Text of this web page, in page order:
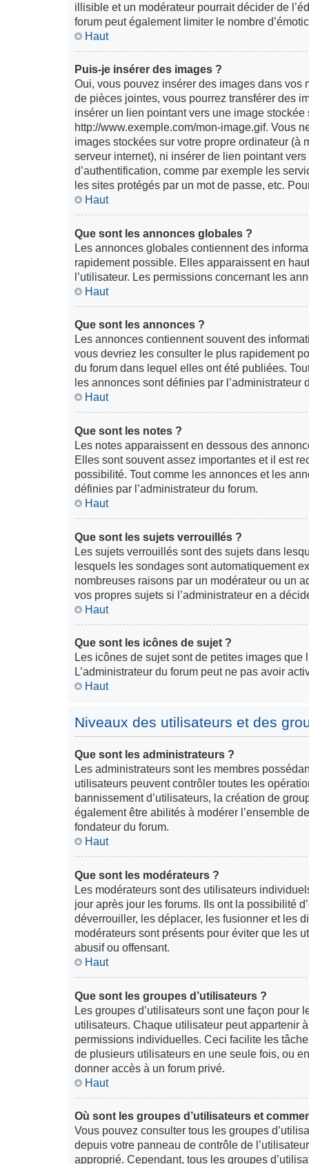
illisible et un modérateur pourrait décider de
forum peut également limiter le nombre
Haut
Puis-je insérer des images ?
Oui, vous pouvez insérer des images dans vos
de pièces jointes, vous pourrez transférer des
insérer un lien pointant vers une image
http://www.exemple.com/mon-image.gif. Vous
images stockées sur votre propre ordinateur
serveur internet), ni insérer de lien pointant
d’authentification, comme par exemple les
les sites protégés par un mot de passe, etc.
Haut
Que sont les annonces globales ?
Les annonces globales contiennent des
rapidement possible. Elles apparaissent en
l’utilisateur. Les permissions concernant les
Haut
Que sont les annonces ?
Les annonces contiennent souvent des
vous devriez les consulter le plus rapidement
du forum dans lequel elles ont été publiées.
les annonces sont définies par l’administrateur
Haut
Que sont les notes ?
Les notes apparaissent en dessous des
Elles sont souvent assez importantes et il est
possibilité. Tout comme les annonces et les
définies par l’administrateur du forum.
Haut
Que sont les sujets verrouillés ?
Les sujets verrouillés sont des sujets dans
lesquels les sondages sont automatiquement
nombreuses raisons par un modérateur ou un
vos propres sujets si l’administrateur en a
Haut
Que sont les icônes de sujet ?
Les icônes de sujet sont de petites images que
L’administrateur du forum peut ne pas avoir
Haut
Niveaux des utilisateurs et des
Que sont les administrateurs ?
Les administrateurs sont les membres
utilisateurs peuvent contrôler toutes les
bannissement d’utilisateurs, la création de
également être abilités à modérer l’ensemble
fondateur du forum.
Haut
Que sont les modérateurs ?
Les modérateurs sont des utilisateurs
jour après jour les forums. Ils ont la possibilité
déverrouiller, les déplacer, les fusionner et les
modérateurs sont présents pour éviter que les
abusif ou offensant.
Haut
Que sont les groupes d’utilisateurs ?
Les groupes d’utilisateurs sont une façon
utilisateurs. Chaque utilisateur peut appartenir
permissions individuelles. Ceci facilite les
de plusieurs utilisateurs en une seule fois, ou
donner accès à un forum privé.
Haut
Où sont les groupes d’utilisateurs et
Vous pouvez consulter tous les groupes
depuis votre panneau de contrôle de
approprié. Cependant, tous les groupes